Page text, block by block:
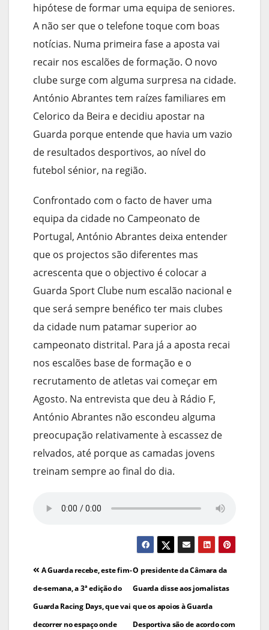
hipótese de formar uma equipa de seniores.
A não ser que o telefone toque com boas
notícias. Numa primeira fase a aposta vai
recair nos escalões de formação. O novo
clube surge com alguma surpresa na cidade.
António Abrantes tem raízes familiares em
Celorico da Beira e decidiu apostar na
Guarda porque entende que havia um vazio
de resultados desportivos, ao nível do
futebol sénior, na região.
Confrontado com o facto de haver uma
equipa da cidade no Campeonato de
Portugal, António Abrantes deixa entender
que os projectos são diferentes mas
acrescenta que o objectivo é colocar a
Guarda Sport Clube num escalão nacional e
que será sempre benéfico ter mais clubes
da cidade num patamar superior ao
campeonato distrital. Para já a aposta recai
nos escalões base de formação e o
recrutamento de atletas vai começar em
Agosto. Na entrevista que deu à Rádio F,
António Abrantes não escondeu alguma
preocupação relativamente à escassez de
relvados, até porque as camadas jovens
treinam sempre ao final do dia.
Navegação
de
artigos
O presidente da Câmara da
Guarda disse aos jornalistas
que os apoios à Guarda
Desportiva são de acordo com
A Guarda recebe, este fim-
de-semana, a 3ª edição do
Guarda Racing Days, que vai
decorrer no espaço onde